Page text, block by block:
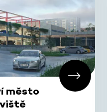
město